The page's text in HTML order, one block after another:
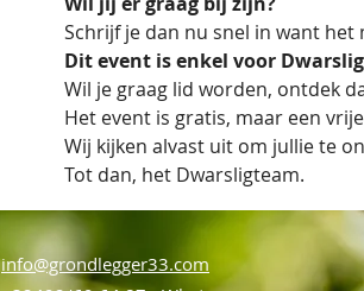
Schrijf je dan nu snel in want
Dit event is enkel voor
Wil je graag lid worden, ontdek
Het event is gratis, maar een
Wij kijken alvast uit om jullie te
Tot dan, het Dwarsligteam.
info@grondlegger33.com